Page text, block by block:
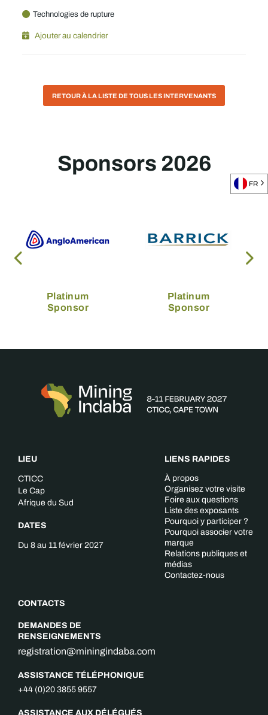
Technologies de rupture
Ajouter au calendrier
RETOUR À LA LISTE DE TOUS LES INTERVENANTS
Sponsors 2026
Platinum
Sponsor
Platinum
Sponsor
LIEU
CTICC
Le Cap
Afrique du Sud
DATES
Du 8 au 11 février 2027
CONTACTS
DEMANDES DE
RENSEIGNEMENTS
registration@miningindaba.com
ASSISTANCE TÉLÉPHONIQUE
+44 (0)20 3855 9557
LIENS RAPIDES
À propos
Organisez votre visite
Foire aux questions
Liste des exposants
Pourquoi y participer ?
Pourquoi associer votre
marque
Relations publiques et
médias
Contactez-nous
FR